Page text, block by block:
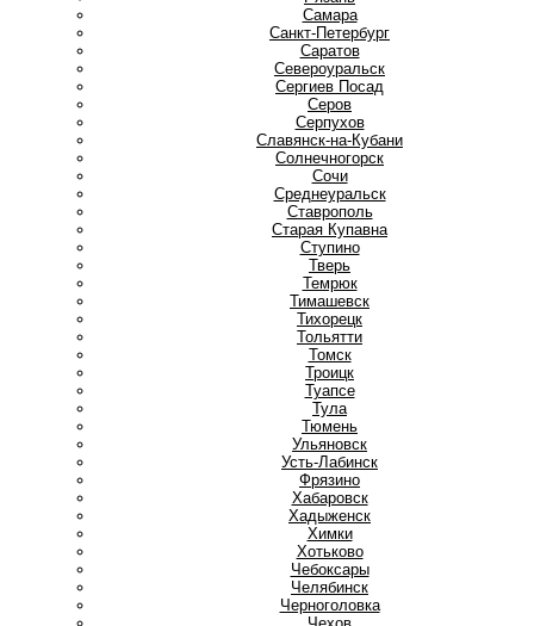
Самара
Санкт-Петербург
Саратов
Североуральск
Сергиев Посад
Серов
Серпухов
Славянск-на-Кубани
Солнечногорск
Сочи
Среднеуральск
Ставрополь
Старая Купавна
Ступино
Тверь
Темрюк
Тимашевск
Тихорецк
Тольятти
Томск
Троицк
Туапсе
Тула
Тюмень
Ульяновск
Усть-Лабинск
Фрязино
Хабаровск
Хадыженск
Химки
Хотьково
Чебоксары
Челябинск
Черноголовка